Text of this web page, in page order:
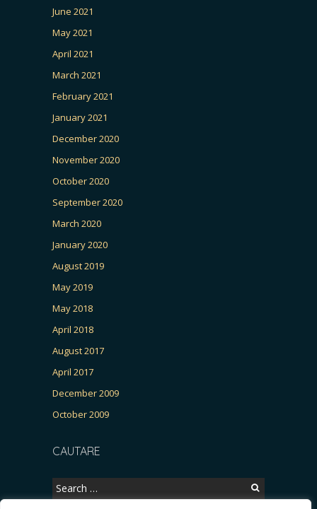
June 2021
May 2021
April 2021
March 2021
February 2021
January 2021
December 2020
November 2020
October 2020
September 2020
March 2020
January 2020
August 2019
May 2019
May 2018
April 2018
August 2017
April 2017
December 2009
October 2009
CAUTARE
Search
for: